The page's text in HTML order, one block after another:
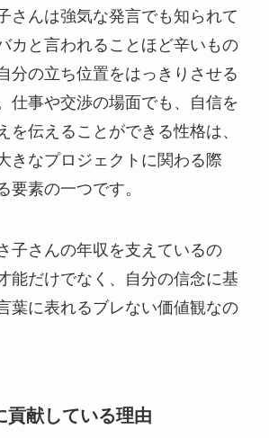
さんは強気な発言でも知られて
カと言われることほど辛いもの
分の立ち位置をはっきりさせる
仕事や交渉の場面でも、自信を
を伝えることができる性格は、
きなプロジェクトに関わる際
要素の一つです。
子さんの年収を支えているの
能だけでなく、自分の信念に基
葉に表れるブレない価値観なの
貢献している理由